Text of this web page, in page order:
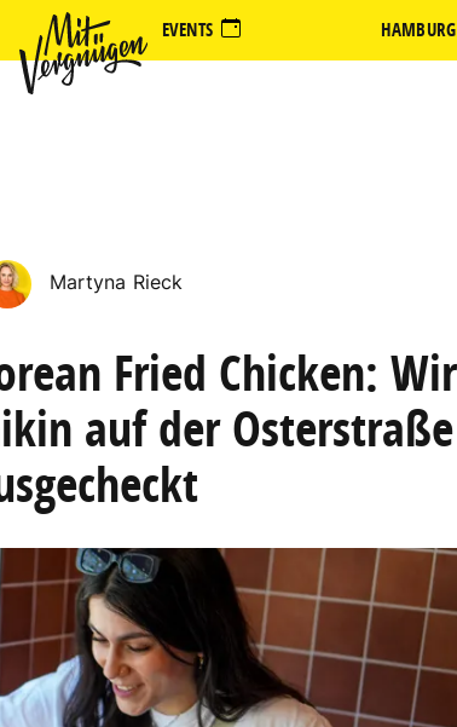
HAMBURG
EVENTS
Martyna Rieck
Fried Chicken: Wir
auf der Osterstraße